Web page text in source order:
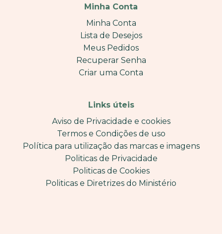
Minha Conta
Minha Conta
Lista de Desejos
Meus Pedidos
Recuperar Senha
Criar uma Conta
Links úteis
Aviso de Privacidade e cookies
Termos e Condições de uso
Política para utilização das marcas e imagens
Politicas de Privacidade
Politicas de Cookies
Politicas e Diretrizes do Ministério